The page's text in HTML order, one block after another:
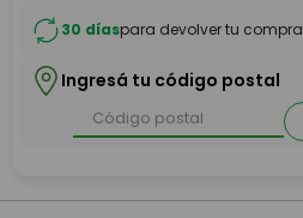
30 díaspara devolver tu compra
Ingresá tu código postal